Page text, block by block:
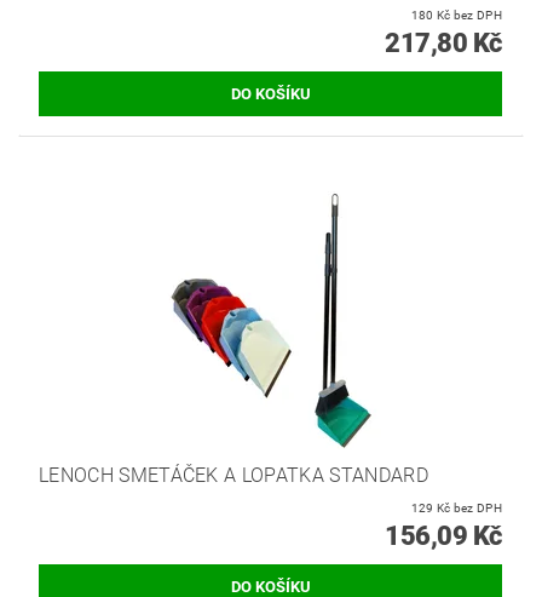
180 Kč bez DPH
217,80 Kč
LENOCH SMETÁČEK A LOPATKA STANDARD
129 Kč bez DPH
156,09 Kč